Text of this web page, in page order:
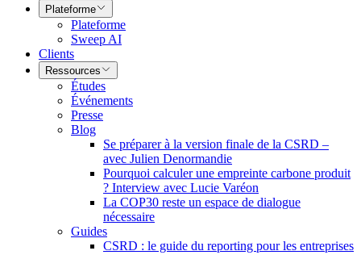
Plateforme
Plateforme
Sweep AI
Clients
Ressources
Études
Événements
Presse
Blog
Se préparer à la version finale de la CSRD –
avec Julien Denormandie
Pourquoi calculer une empreinte carbone produit
? Interview avec Lucie Varéon
La COP30 reste un espace de dialogue
nécessaire
Guides
CSRD : le guide du reporting pour les entreprises